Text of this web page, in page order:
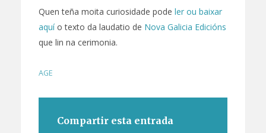
Quen teña moita curiosidade pode ler ou baixar
aquío texto da laudatio de Nova Galicia Edicións
que lin na cerimonia.
AGE
Compartir esta entrada